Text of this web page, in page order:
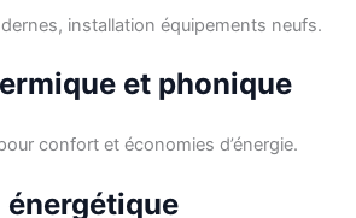
installation équipements neufs.
et phonique
confort et économies d’énergie.
énergétique